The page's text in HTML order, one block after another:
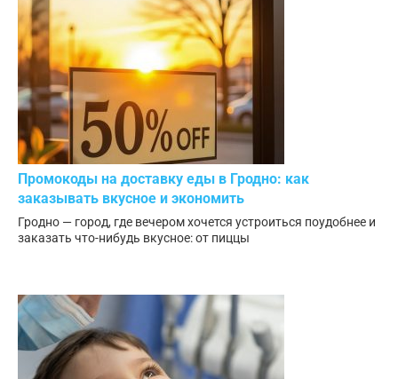
Промокоды на доставку еды в Гродно: как
заказывать вкусное и экономить
Гродно — город, где вечером хочется устроиться поудобнее и
заказать что-нибудь вкусное: от пиццы